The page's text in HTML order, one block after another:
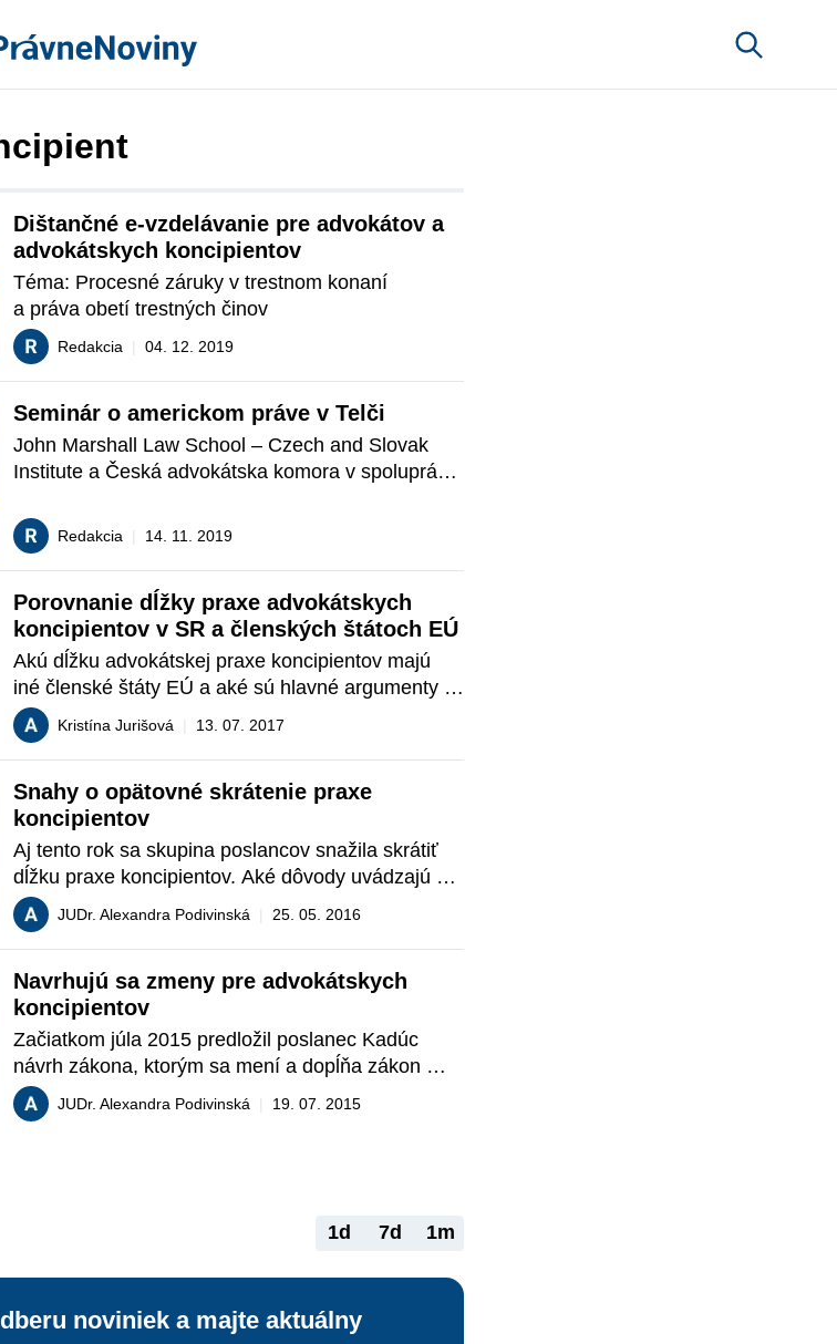
Dištančné e-vzdelávanie pre advokátov a
advokátskych koncipientov
Téma: Procesné záruky v trestnom konaní
a práva obetí trestných činov
Redakcia 04. 12. 2019
Seminár o americkom práve v Telči
John Marshall Law School – Czech and Slovak
Institute a Česká advokátska komora v spolupráci
Seminár o americkom práve pre mladých
advokátov a advokátskych koncipientov z Čiech
a zo Slovenska 1. - 6. decembra 2019.
Miesto konania:TELČ, Česká republika
Redakcia 14. 11. 2019
Porovnanie dĺžky praxe advokátskych
koncipientov v SR a členských štátoch EÚ
Akú dĺžku advokátskej praxe koncipientov majú
iné členské štáty EÚ a aké sú hlavné argumenty
pre jej zmenu?
Kristína Jurišová 13. 07. 2017
Snahy o opätovné skrátenie praxe
koncipientov
Aj tento rok sa skupina poslancov snažila skrátiť
dĺžku praxe koncipientov. Aké dôvody uvádzajú
v návrhu zákona tentokrát?
JUDr. Alexandra Podivinská 25. 05. 2016
Navrhujú sa zmeny pre advokátskych
koncipientov
Začiatkom júla 2015 predložil poslanec Kadúc
návrh zákona, ktorým sa mení a dopĺňa zákon
o advokácii a zákon o živnostenskom podnikaní.
Prečítajte si, čo poslanec navrhuje.
JUDr. Alexandra Podivinská 19. 07. 2015
1d 7d 1m
noviniek a majte aktuálny